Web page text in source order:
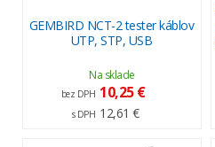
GEMBIRD NCT-2 tester káblov
UTP, STP, USB
Na sklade
bez DPH 10,25 €
s DPH 12,61 €